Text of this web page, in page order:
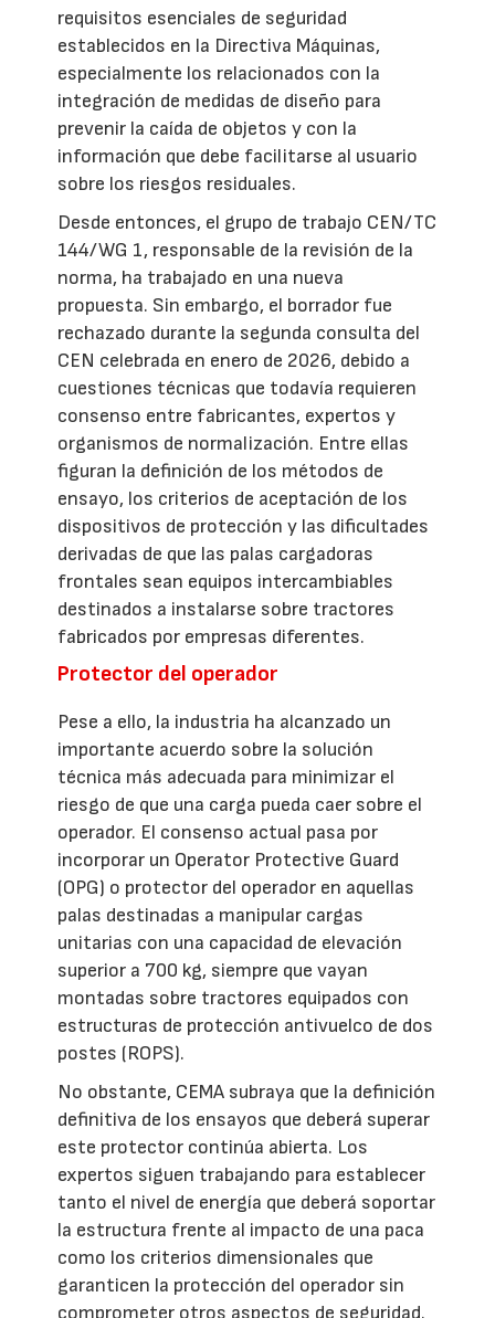
requisitos esenciales de seguridad
establecidos en la Directiva Máquinas,
especialmente los relacionados con la
integración de medidas de diseño para
prevenir la caída de objetos y con la
información que debe facilitarse al usuario
sobre los riesgos residuales.
Desde entonces, el grupo de trabajo CEN/TC
144/WG 1, responsable de la revisión de la
norma, ha trabajado en una nueva
propuesta. Sin embargo, el borrador fue
rechazado durante la segunda consulta del
CEN celebrada en enero de 2026, debido a
cuestiones técnicas que todavía requieren
consenso entre fabricantes, expertos y
organismos de normalización. Entre ellas
figuran la definición de los métodos de
ensayo, los criterios de aceptación de los
dispositivos de protección y las dificultades
derivadas de que las palas cargadoras
frontales sean equipos intercambiables
destinados a instalarse sobre tractores
fabricados por empresas diferentes.
Protector del operador
Pese a ello, la industria ha alcanzado un
importante acuerdo sobre la solución
técnica más adecuada para minimizar el
riesgo de que una carga pueda caer sobre el
operador. El consenso actual pasa por
incorporar un Operator Protective Guard
(OPG) o protector del operador en aquellas
palas destinadas a manipular cargas
unitarias con una capacidad de elevación
superior a 700 kg, siempre que vayan
montadas sobre tractores equipados con
estructuras de protección antivuelco de dos
postes (ROPS).
No obstante, CEMA subraya que la definición
definitiva de los ensayos que deberá superar
este protector continúa abierta. Los
expertos siguen trabajando para establecer
tanto el nivel de energía que deberá soportar
la estructura frente al impacto de una paca
como los criterios dimensionales que
garanticen la protección del operador sin
comprometer otros aspectos de seguridad.